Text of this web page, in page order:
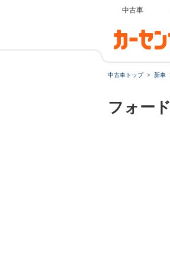
中古車
中古車トップ 新車
フォード